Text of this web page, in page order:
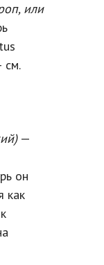
или
см.
—
он
как